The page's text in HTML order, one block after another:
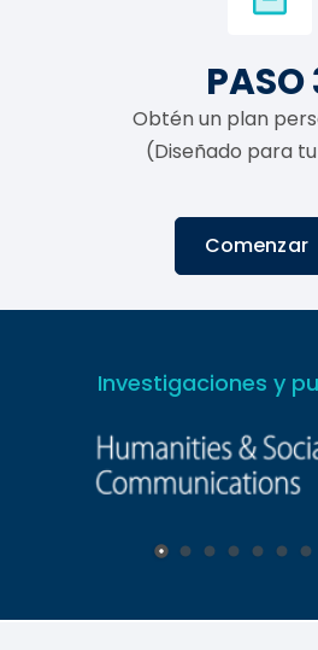
PASO
Obtén un plan
(Diseñado para
Comenzar
Investigaciones y